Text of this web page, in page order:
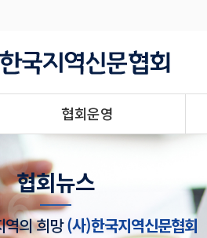
협회운영
협회뉴스
역의 희망(사)한국지역신문협회